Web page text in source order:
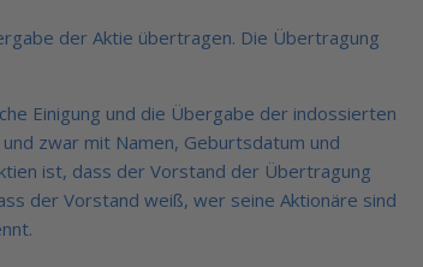
der Aktie übertragen. Die Übertragung
Einigung und die Übergabe der indossierten
zwar mit Namen, Geburtsdatum und
ist, dass der Vorstand der Übertragung
der Vorstand weiß, wer seine Aktionäre sind